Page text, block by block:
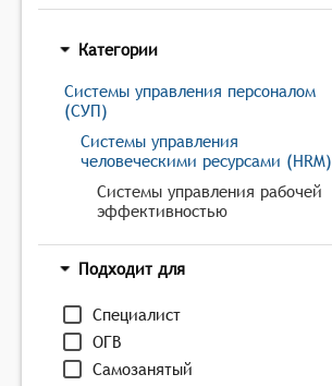
Категории
Системы управления персоналом
(СУП)
Системы управления
человеческими ресурсами (HRM)
Системы управления рабочей
эффективностью
Подходит для
Специалист
ОГВ
Самозанятый